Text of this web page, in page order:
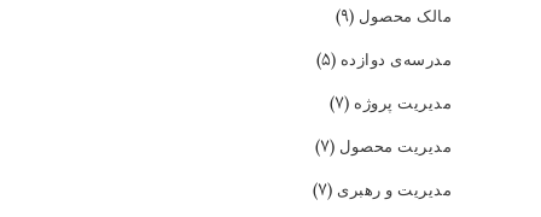
مالک محصول (۹)
مدرسه‌ی دوازده (۵)
مدیریت پروژه (۷)
مدیریت محصول (۷)
مدیریت و رهبری (۷)